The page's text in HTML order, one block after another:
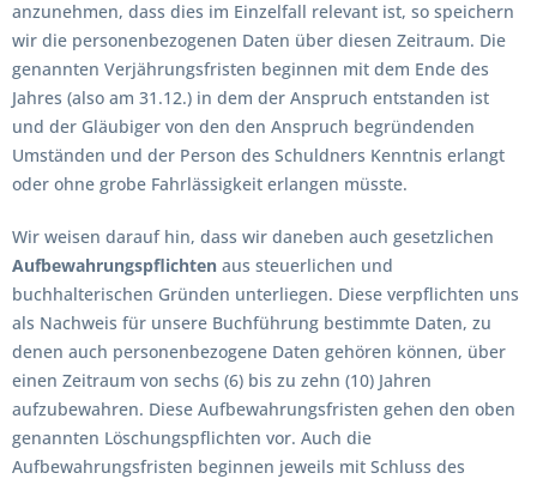
anzunehmen, dass dies im Einzelfall relevant ist, so speichern
wir die personenbezogenen Daten über diesen Zeitraum. Die
genannten Verjährungsfristen beginnen mit dem Ende des
Jahres (also am 31.12.) in dem der Anspruch entstanden ist
und der Gläubiger von den den Anspruch begründenden
Umständen und der Person des Schuldners Kenntnis erlangt
oder ohne grobe Fahrlässigkeit erlangen müsste.
Wir weisen darauf hin, dass wir daneben auch gesetzlichen
Aufbewahrungspflichten aus steuerlichen und
buchhalterischen Gründen unterliegen. Diese verpflichten uns
als Nachweis für unsere Buchführung bestimmte Daten, zu
denen auch personenbezogene Daten gehören können, über
einen Zeitraum von sechs (6) bis zu zehn (10) Jahren
aufzubewahren. Diese Aufbewahrungsfristen gehen den oben
genannten Löschungspflichten vor. Auch die
Aufbewahrungsfristen beginnen jeweils mit Schluss des